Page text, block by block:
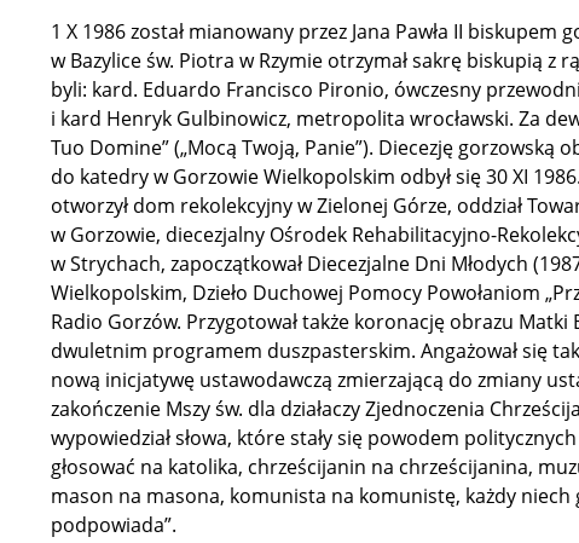
1 X 1986 został mianowany przez Jana Pawła II
w Bazylice św. Piotra w Rzymie otrzymał sakrę biskupią z
byli: kard. Eduardo Francisco Pironio, ówczesny
i kard Henryk Gulbinowicz, metropolita wrocławski. Za
Tuo Domine” („Mocą Twoją, Panie”). Diecezję gorzowską
do katedry w Gorzowie Wielkopolskim odbył się 30 XI
otworzył dom rekolekcyjny w Zielonej Górze, oddział
w Gorzowie, diecezjalny Ośrodek Rehabilitacyjno-
w Strychach, zapoczątkował Diecezjalne Dni Młodych
Wielkopolskim, Dzieło Duchowej Pomocy Powołaniom
Radio Gorzów. Przygotował także koronację obrazu
dwuletnim programem duszpasterskim. Angażował się
nową inicjatywę ustawodawczą zmierzającą do zmiany
zakończenie Mszy św. dla działaczy Zjednoczenia
wypowiedział słowa, które stały się powodem
głosować na katolika, chrześcijanin na chrześcijanina,
mason na masona, komunista na komunistę, każdy
podpowiada”.